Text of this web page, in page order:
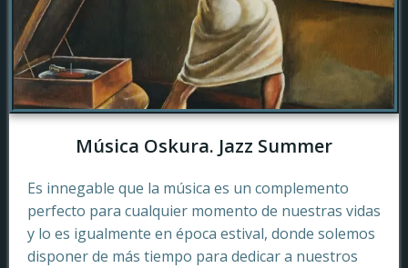
Música Oskura. Jazz Summer
Es innegable que la música es un complemento
perfecto para cualquier momento de nuestras vidas
y lo es igualmente en época estival, donde solemos
disponer de más tiempo para dedicar a nuestros